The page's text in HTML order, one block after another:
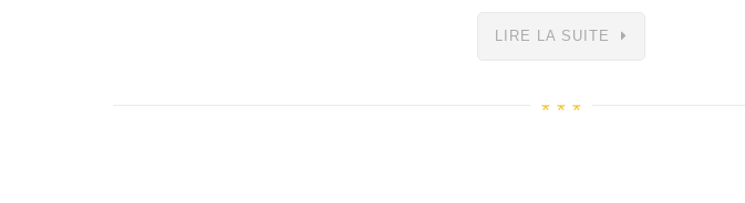
LIRE LA SUITE